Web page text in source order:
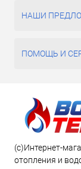
НАШИ
ПОМОЩЬ И
(c)Интернет-
отопления и